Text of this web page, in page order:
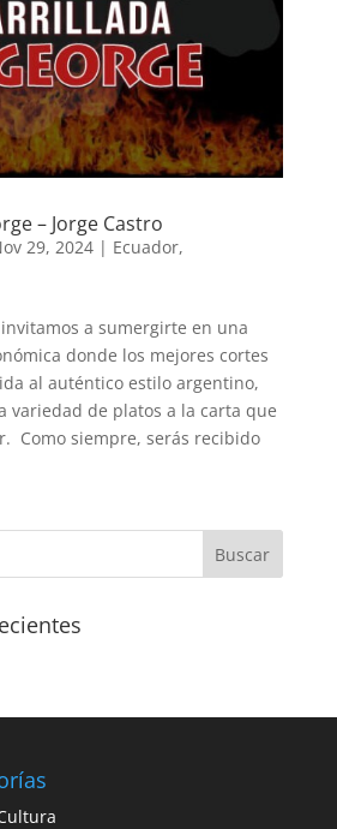
– Jorge Castro
29, 2024| Ecuador,
a sumergirte en una
donde los mejores cortes
al auténtico estilo argentino,
variedad de platos a la carta que
Como siempre, serás recibido